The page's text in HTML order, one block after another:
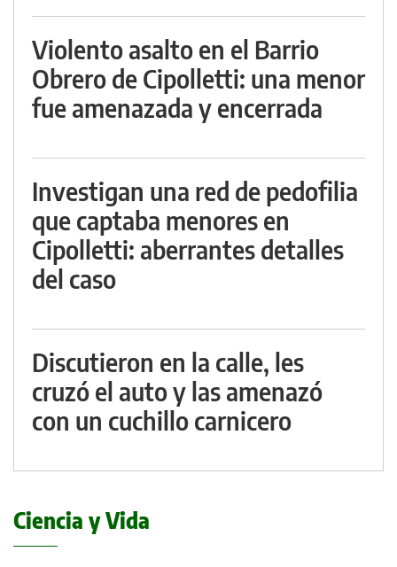
Violento asalto en el Barrio
Obrero de Cipolletti: una menor
fue amenazada y encerrada
Investigan una red de pedofilia
que captaba menores en
Cipolletti: aberrantes detalles
del caso
Discutieron en la calle, les
cruzó el auto y las amenazó
con un cuchillo carnicero
Ciencia y Vida